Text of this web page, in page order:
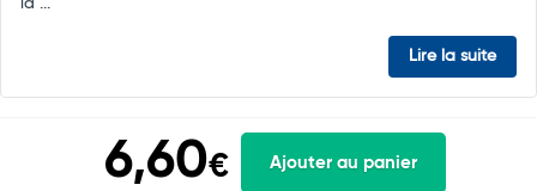
la ...
Lire la suite
6,60€ Ajouter au panier